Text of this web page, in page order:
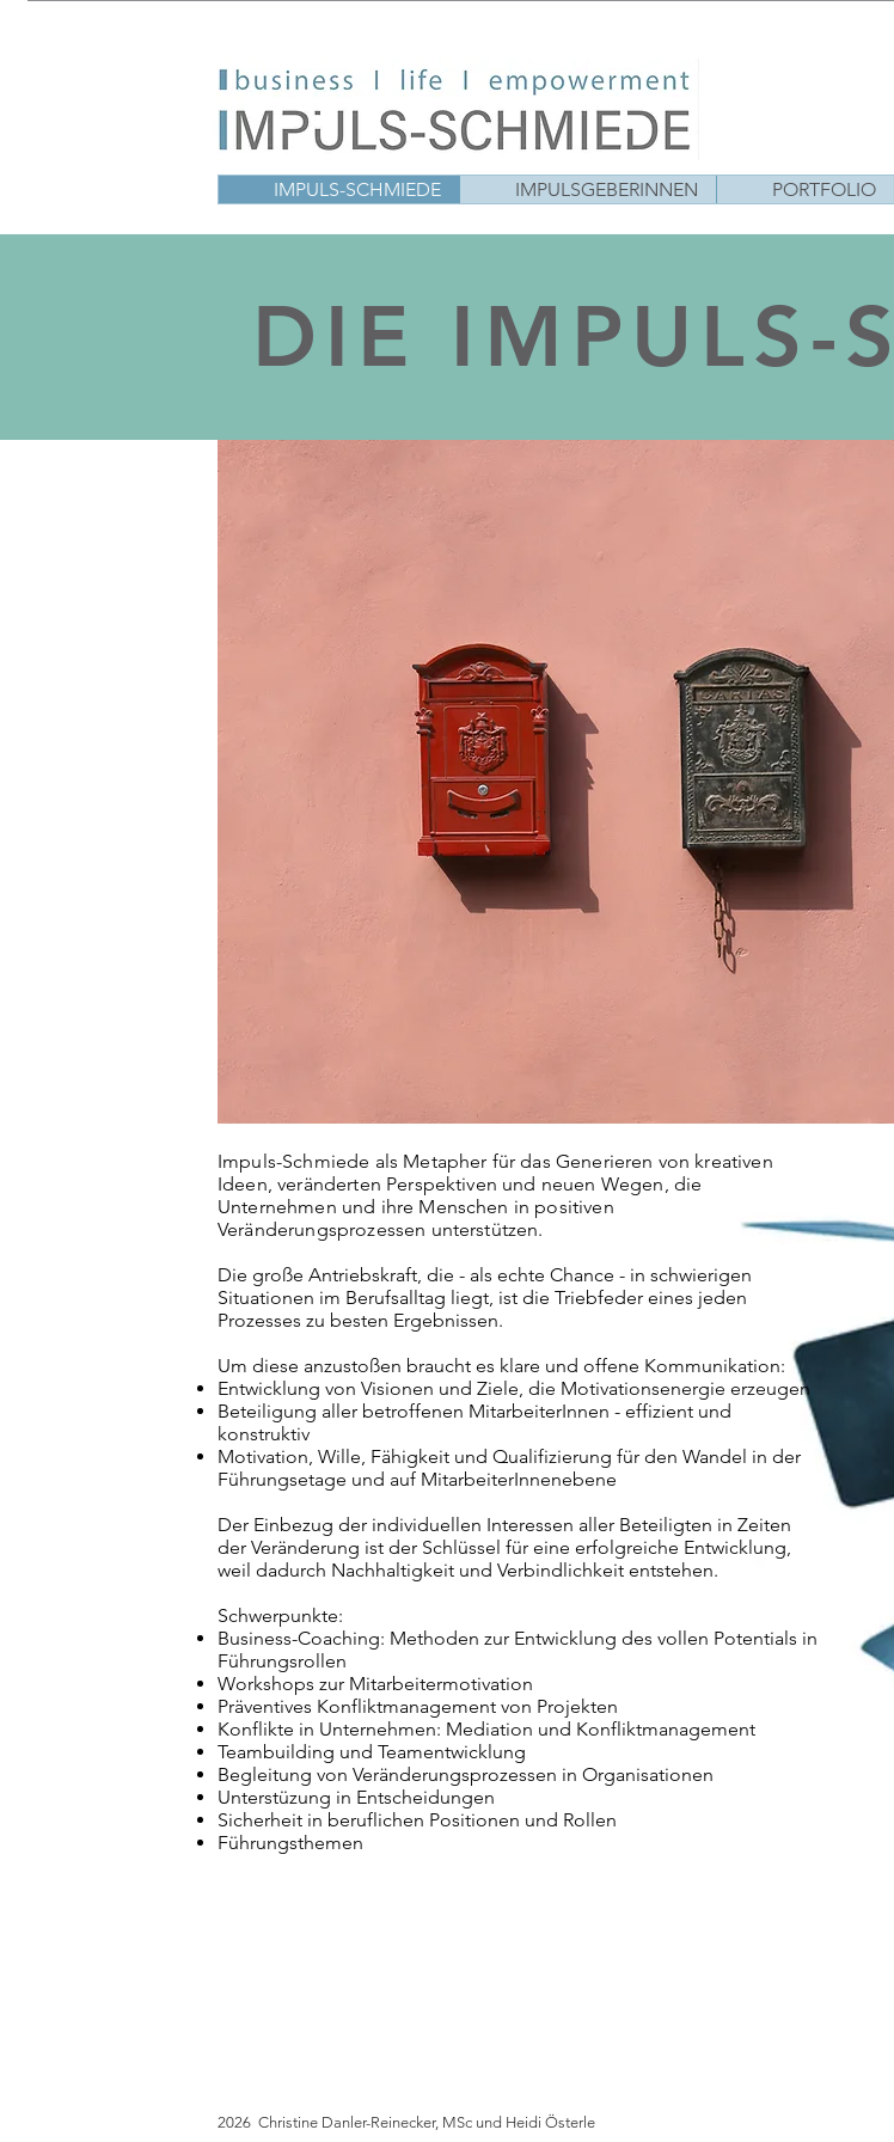
IMPULS-SCHMIEDE IMPULSGEBERINNEN PORTFOLIO
DIE IMPULS-
Impuls-Schmiede als Metapher für das Generieren von kreativen
Ideen, veränderten Perspektiven und neuen Wegen, die
Unternehmen und ihre Menschen in positiven
Veränderungsprozessen unterstützen.
Die große Antriebskraft, die - als echte Chance - in schwierigen
Situationen im Berufsalltag liegt, ist die Triebfeder eines jeden
Prozesses zu besten Ergebnissen.
Um diese anzustoßen braucht es klare und offene Kommunikation:
Entwicklung von Visionen und Ziele, die Motivationsenergie erzeugen
Beteiligung aller betroffenen MitarbeiterInnen - effizient und
konstruktiv
Motivation, Wille, Fähigkeit und Qualifizierung für den Wandel in der
Führungsetage und auf MitarbeiterInnenebene
Der Einbezug der individuellen Interessen aller Beteiligten in Zeiten
der Veränderung ist der Schlüssel für eine erfolgreiche Entwicklung,
weil dadurch Nachhaltigkeit und Verbindlichkeit entstehen.
Schwerpunkte:
Business-Coaching: Methoden zur Entwicklung des vollen Potentials in
Führungsrollen
Workshops zur Mitarbeitermotivation
Präventives Konfliktmanagement von Projekten
Konflikte in Unternehmen: Mediation und Konfliktmanagement
Teambuilding und Teamentwicklung
Begleitung von Veränderungsprozessen in Organisationen
Unterstüzung in Entscheidungen
Sicherheit in beruflichen Positionen und Rollen
Führungsthemen
2026 Christine Danler-Reinecker, MSc und Heidi Österle